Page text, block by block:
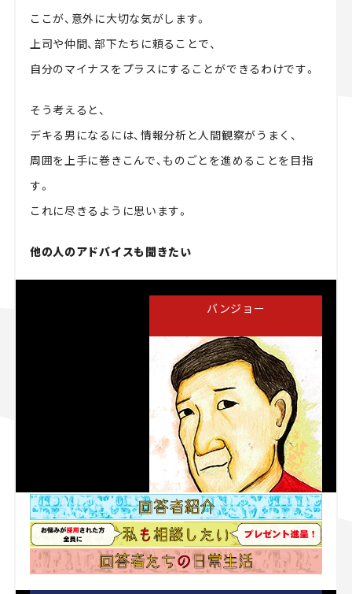
ここが、意外に大切な気がします。
上司や仲間、部下たちに頼ることで、
自分のマイナスをプラスにすることができるわけです。
そう考えると、
デキる男になるには、情報分析と人間観察がうまく、
周囲を上手に巻きこんで、ものごとを進めることを目指
す。
これに尽きるように思います。
他の人のアドバイスも聞きたい
バンジョー
恵子